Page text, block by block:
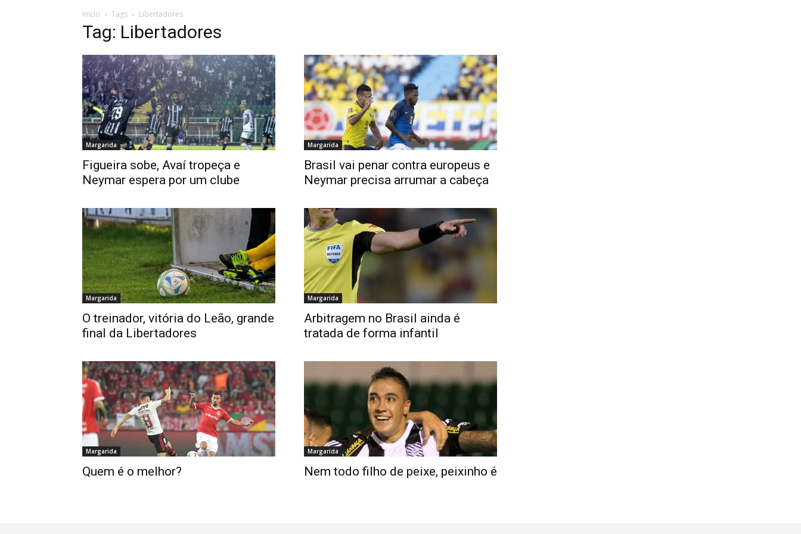
Inicio Tags Libertadores
Tag: Libertadores
Margarida
Figueira sobe, Avaí tropeça e
Neymar espera por um clube
Margarida
Brasil vai penar contra europeus e
Neymar precisa arrumar a cabeça
Margarida
O treinador, vitória do Leão, grande
final da Libertadores
Margarida
Arbitragem no Brasil ainda é
tratada de forma infantil
Margarida
Quem é o melhor?
Margarida
Nem todo filho de peixe, peixinho é